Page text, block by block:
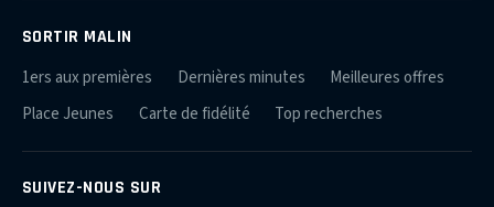
SORTIR MALIN
1ers aux premières Dernières minutes
Meilleures offres
Place Jeunes
Carte de fidélité Top recherches
SUIVEZ-NOUS SUR